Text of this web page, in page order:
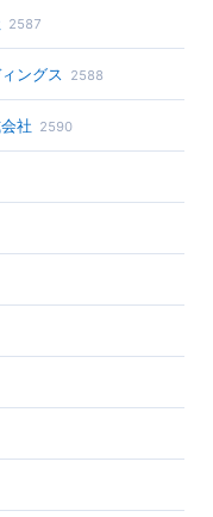
2587
ングス 2588
社 2590